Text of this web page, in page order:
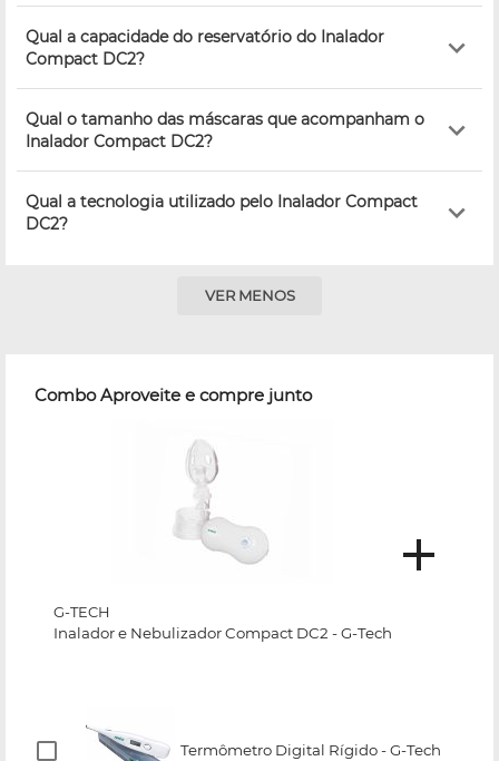
Qual a capacidade do reservatório do Inalador
Compact DC2?
Qual o tamanho das máscaras que acompanham o
Inalador Compact DC2?
Qual a tecnologia utilizado pelo Inalador Compact
DC2?
VER MENOS
Combo Aproveite e compre junto
G-TECH
Inalador e Nebulizador Compact DC2 - G-Tech
Termômetro Digital Rígido - G-Tech